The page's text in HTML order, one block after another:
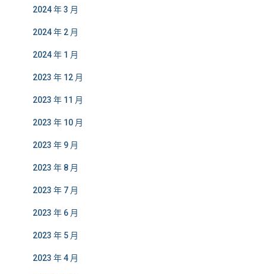
2024 年 3 月
2024 年 2 月
2024 年 1 月
2023 年 12 月
2023 年 11 月
2023 年 10 月
2023 年 9 月
2023 年 8 月
2023 年 7 月
2023 年 6 月
2023 年 5 月
2023 年 4 月